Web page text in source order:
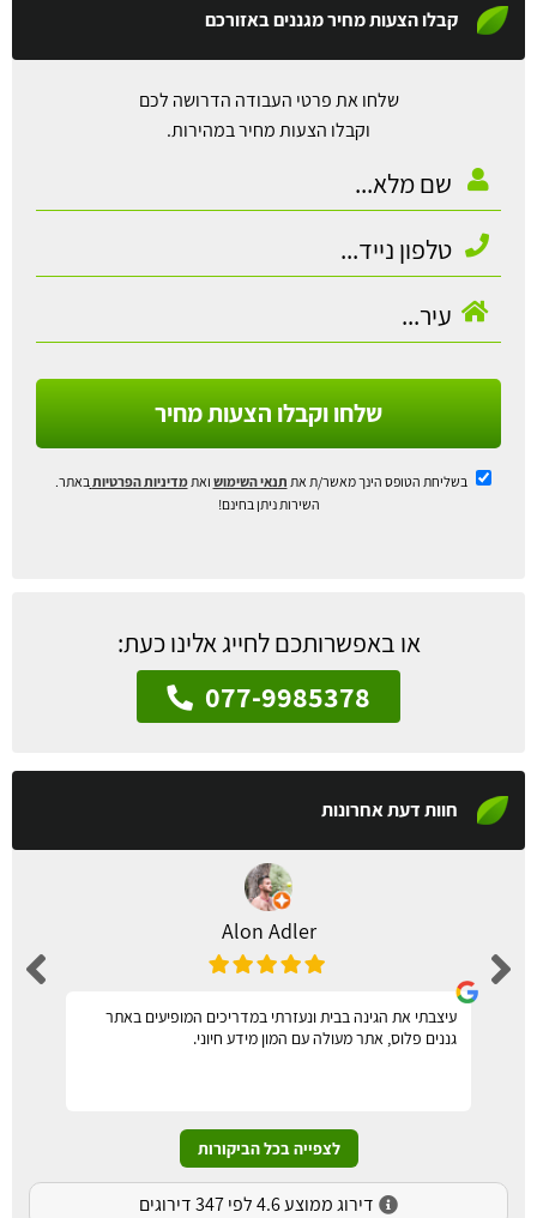
קבלו הצעות מחיר מגננים באזורכם
שלחו את פרטי העבודה הדרושה לכם
וקבלו הצעות מחיר במהירות.
שלחו וקבלו הצעות מחיר
בשליחת הטופס הינך מאשר/ת את תנאי השימוש ואתמדיניות הפרטיות באתר.
השירות ניתן בחינם!
או באפשרותכם לחייג אלינו כעת:
077-9985378
חוות דעת אחרונות
Alon Adler
עיצבתי את הגינה בבית ונעזרתי במדריכים המופיעים באתר
גננים פלוס, אתר מעולה עם המון מידע חיוני.
לצפייה בכל הביקורות
דירוג ממוצע 4.6 לפי 347 דירוגים